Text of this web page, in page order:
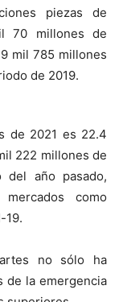
piezas de
70 millones de
mil 785 millones
de 2019.
de 2021 es 22.4
222 millones de
del año pasado,
como
19.
no sólo ha
de la emergencia